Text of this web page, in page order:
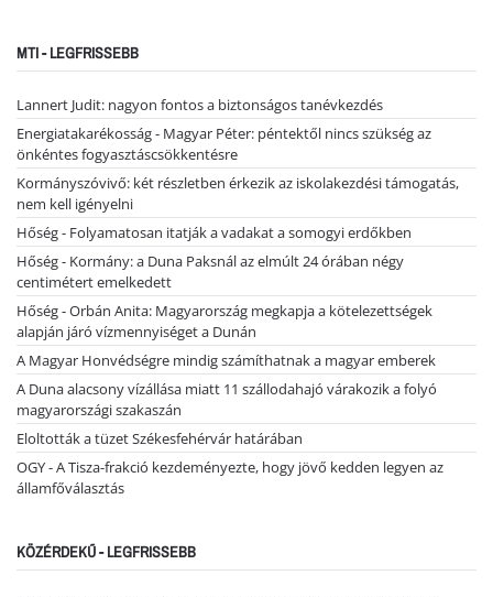
MTI - LEGFRISSEBB
Lannert Judit: nagyon fontos a biztonságos tanévkezdés
Energiatakarékosság - Magyar Péter: péntektől nincs szükség az
önkéntes fogyasztáscsökkentésre
Kormányszóvivő: két részletben érkezik az iskolakezdési támogatás,
nem kell igényelni
Hőség - Folyamatosan itatják a vadakat a somogyi erdőkben
Hőség - Kormány: a Duna Paksnál az elmúlt 24 órában négy
centimétert emelkedett
Hőség - Orbán Anita: Magyarország megkapja a kötelezettségek
alapján járó vízmennyiséget a Dunán
A Magyar Honvédségre mindig számíthatnak a magyar emberek
A Duna alacsony vízállása miatt 11 szállodahajó várakozik a folyó
magyarországi szakaszán
Eloltották a tüzet Székesfehérvár határában
OGY - A Tisza-frakció kezdeményezte, hogy jövő kedden legyen az
államfőválasztás
KÖZÉRDEKŰ - LEGFRISSEBB